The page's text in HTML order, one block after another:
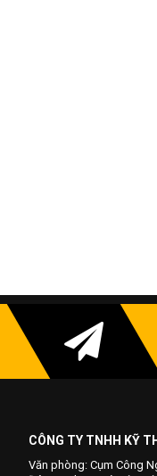
CÔNG TY TNHH KỸ
Văn phòng: Cụm Công